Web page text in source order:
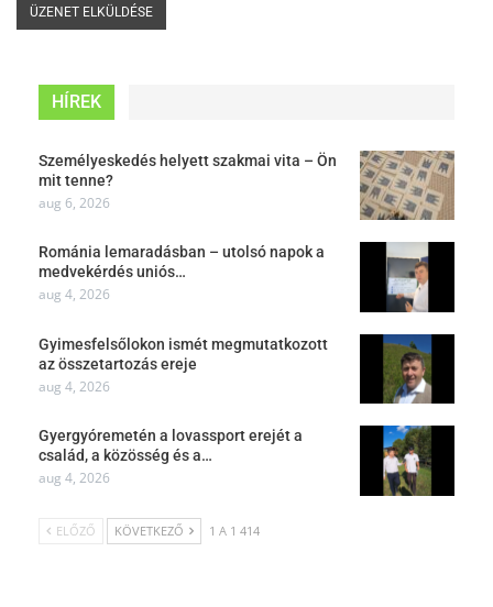
HÍREK
Személyeskedés helyett szakmai vita – Ön
mit tenne?
aug 6, 2026
Románia lemaradásban – utolsó napok a
medvekérdés uniós…
aug 4, 2026
Gyimesfelsőlokon ismét megmutatkozott
az összetartozás ereje
aug 4, 2026
Gyergyóremetén a lovassport erejét a
család, a közösség és a…
aug 4, 2026
ELŐZŐ KÖVETKEZŐ 1 A 1 414